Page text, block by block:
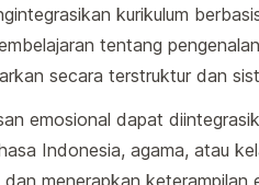
kurikulum
tentang
secara terstruktur dan
emosional dapat
Indonesia, agama, atau
menerapkan keterampilan